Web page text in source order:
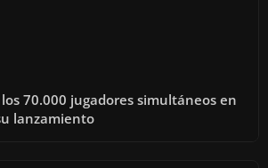
70.000 jugadores simultáneos en
lanzamiento